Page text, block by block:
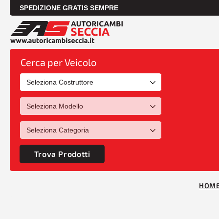
SPEDIZIONE GRATIS SEMPRE
Cerca per Veicolo
Trova Prodotti